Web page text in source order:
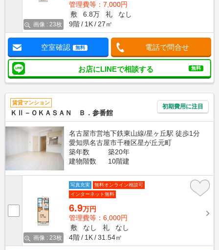
画像 : 23枚
管理費等：7,000円
敷
6.8万 礼
なし
9階
1K 27㎡
空室確認 無料 電話で問合せ
お店にLINEで相談する 無料
賃貸マンション
ＫⅡ－ＯＫＡＳＡＮ Ｂ．参番館
初期費用に注目
名古屋市営地下鉄東山線/星ヶ丘駅 徒歩1分
愛知県名古屋市千種区星が丘元町
築年数
築20年
建物階数
10階建
画像 : 23枚
写真充実
無料オンライン相談可
インターネット無料
6.9万円
管理費等：6,000円
敷
なし 礼
なし
4階
1K 31.54㎡